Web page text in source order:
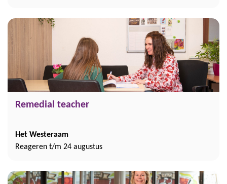
Remedial teacher
Het Westeraam
Reageren t/m 24 augustus